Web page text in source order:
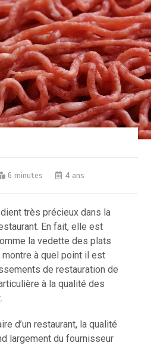
6 minutes 4 ans
très précieux dans la
En fait, elle est
la vedette des plats
à quel point il est
de restauration de
à la qualité des
d’un restaurant, la qualité
largement du fournisseur